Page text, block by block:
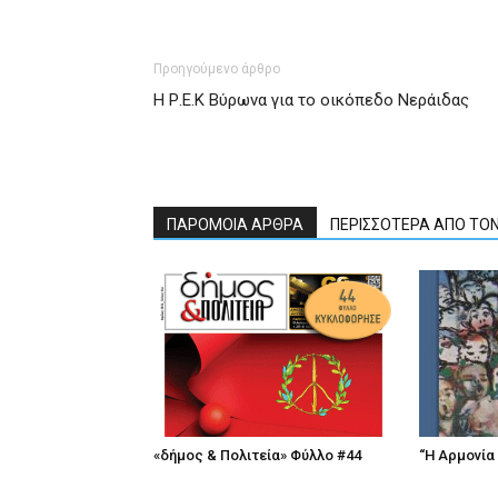
Προηγούμενο άρθρο
Η Ρ.Ε.Κ Βύρωνα για το οικόπεδο Νεράιδας
ΠΑΡΟΜΟΙΑ ΑΡΘΡΑ ΠΕΡΙΣΣΟΤΕΡΑ ΑΠΟ
«δήμος & Πολιτεία» Φύλλο #44 “Η